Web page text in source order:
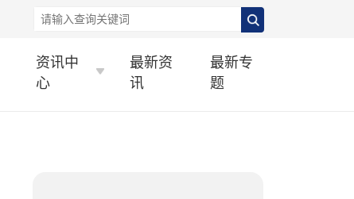
资讯中
心
最新资
讯
最新专
题